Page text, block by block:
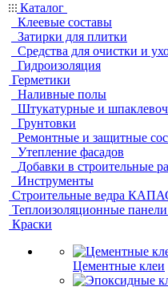
Каталог
Клеевые составы
Затирки для плитки
Средства для очистки и
Гидроизоляция
Герметики
Наливные полы
Штукатурные и
Грунтовки
Ремонтные и защитные
Утепление фасадов
Добавки в строительные
Инструменты
Строительные ведра
Теплоизоляционные
Краски
Цементные клеи